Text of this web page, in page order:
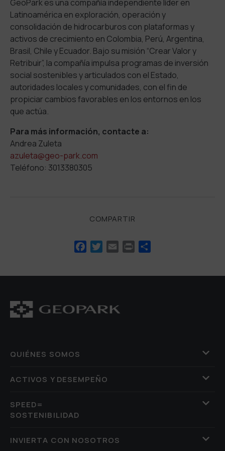
GeoPark es una compañía independiente líder en
Latinoamérica en exploración, operación y
consolidación de hidrocarburos con plataformas y
activos de crecimiento en Colombia, Perú, Argentina,
Brasil, Chile y Ecuador. Bajo su misión “Crear Valor y
Retribuir”, la compañía impulsa programas de inversión
social sostenibles y articulados con el Estado,
autoridades locales y comunidades, con el fin de
propiciar cambios favorables en los entornos en los
que actúa.
Para más información, contacte a:
Andrea Zuleta
azuleta@geo-park.com
Teléfono: 3013380305
COMPARTIR
Facebook
Twitter
Email Print
QUIÉNES SOMOS
ACTIVOS Y DESEMPEÑO
SPEED=
SOSTENIBILIDAD
INVIERTA CON NOSOTROS